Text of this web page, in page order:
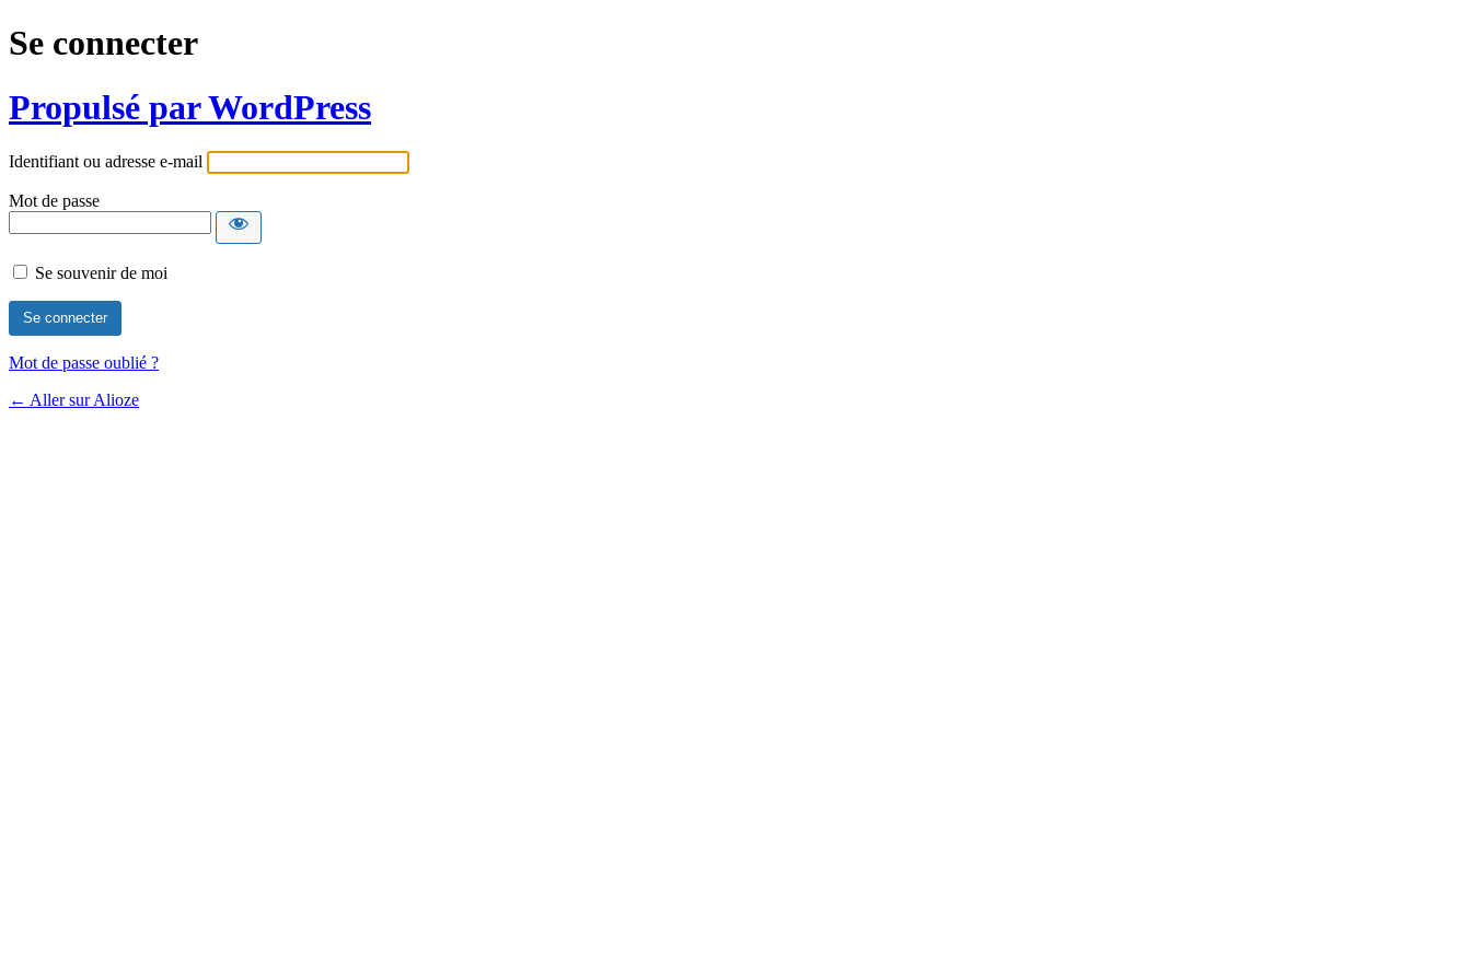
Se connecter
Propulsé par WordPress
Identifiant ou adresse e-mail
Mot de passe
Se souvenir de moi
Mot de passe oublié ?
← Aller sur Alioze